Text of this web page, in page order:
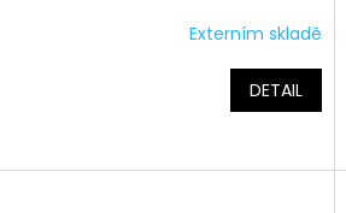
Externím skladě
DETAIL